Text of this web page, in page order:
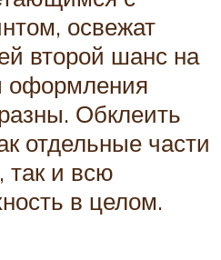
освежат
второй шанс на
оформления
Обклеить
отдельные части
так и всю
в целом.